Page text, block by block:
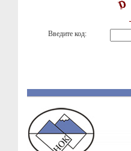
Введите код: